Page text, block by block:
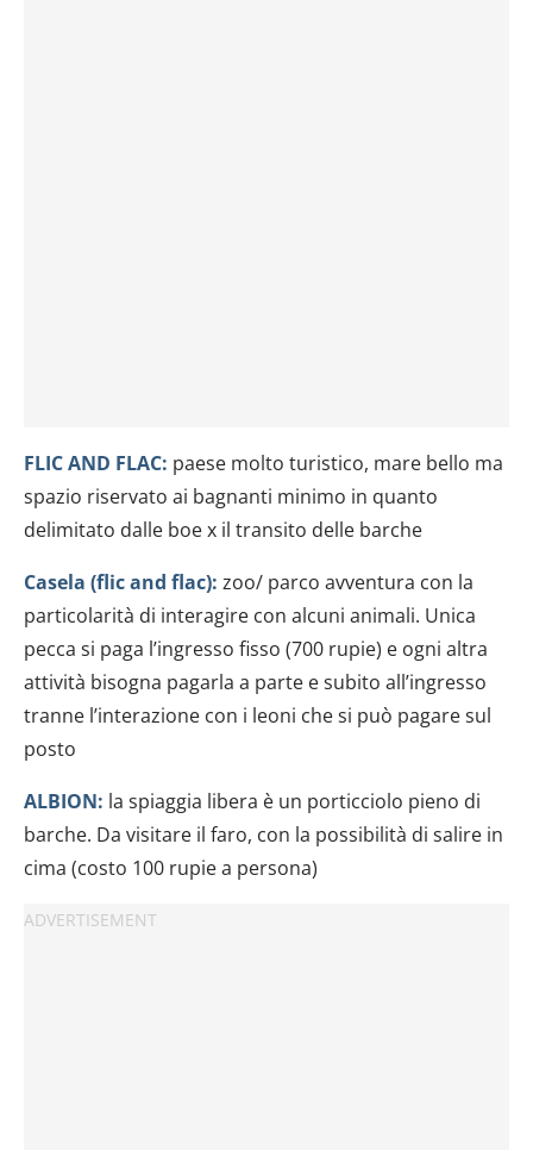
FLIC AND FLAC: paese molto turistico, mare bello ma
spazio riservato ai bagnanti minimo in quanto
delimitato dalle boe x il transito delle barche
Casela (flic and flac): zoo/ parco avventura con la
particolarità di interagire con alcuni animali. Unica
pecca si paga l’ingresso fisso (700 rupie) e ogni altra
attività bisogna pagarla a parte e subito all’ingresso
tranne l’interazione con i leoni che si può pagare sul
posto
ALBION: la spiaggia libera è un porticciolo pieno di
barche. Da visitare il faro, con la possibilità di salire in
cima (costo 100 rupie a persona)